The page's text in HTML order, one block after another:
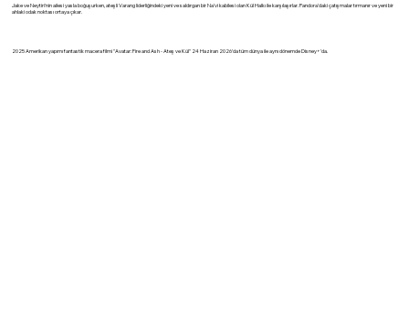
Jake ve Neytiri'nin ailesi yasla boğuşurken, ateşli Varang liderliğindeki yeni ve saldırgan bir Na'vi kabilesi olan Kül Halkı ile karşılaşırlar. Pandora'daki çatışmalar tırmanır ve yeni bir
ahlaki odak noktası ortaya çıkar.
2025 Amerikan yapımı fantastik macera filmi "Avatar: Fire and Ash - Ateş ve Kül" 24 Haziran 2026'da tüm dünya ile aynı dönemde Disney+'da.